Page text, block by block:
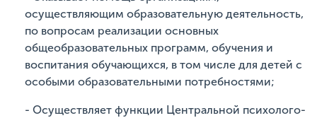
осуществляющим образовательную деятельность,
по вопросам реализации основных
общеобразовательных программ, обучения и
воспитания обучающихся, в том числе для детей с
особыми образовательными потребностями;
- Осуществляет функции Центральной психолого-